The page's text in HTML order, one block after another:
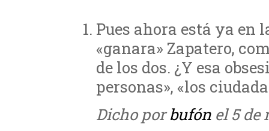
Pues ahora está ya en
«ganara» Zapatero,
de los dos. ¿Y esa
personas», «los
Dicho porbufón el 5 de